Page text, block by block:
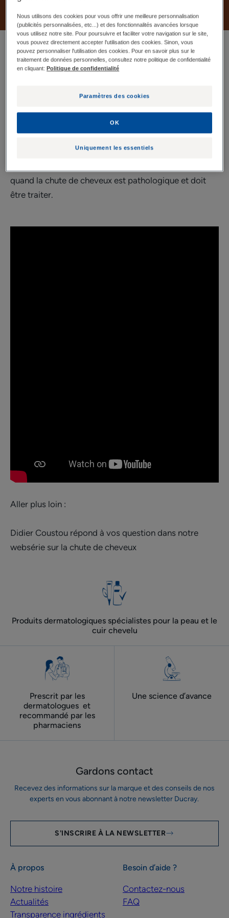
Pourquoi perdons-nous nos
cheveux ? Est-ce normal de
perdre ses cheveux ? Que
faire face à cette chute de
La vidéo que vous allez voir permet de connaître
quand la chute de cheveux est pathologique et doit
être traiter.
Aller plus loin :
Didier Coustou répond à vos question dans notre
websérie sur la chute de cheveux
Produits dermatologiques spécialistes pour la peau et le
cuir chevelu
Prescrit par les
dermatologues ​ et
recommandé par les
pharmaciens
Une science d’avance
Gardons contact
Recevez des informations sur la marque et des conseils de nos
experts en vous abonnant à notre newsletter Ducray.
S'INSCRIRE À LA NEWSLETTER
À propos
Notre histoire
Actualités
Transparence ingrédients
Besoin d’aide ?
Contactez-nous
FAQ
Nous utilisons des cookies pour vous offrir une meilleure personnalisation
(publicités personnalisées, etc...) et des fonctionnalités avancées lorsque
vous utilisez notre site. Pour poursuivre et faciliter votre navigation sur le site,
vous pouvez directement accepter l'utilisation des cookies. Sinon, vous
pouvez personnaliser l'utilisation des cookies. Pour en savoir plus sur le
traitement de données personnelles, consultez notre politique de confidentialité
en cliquant: Politique de confidentialité
Paramètres des cookies
Uniquement les essentiels
OK